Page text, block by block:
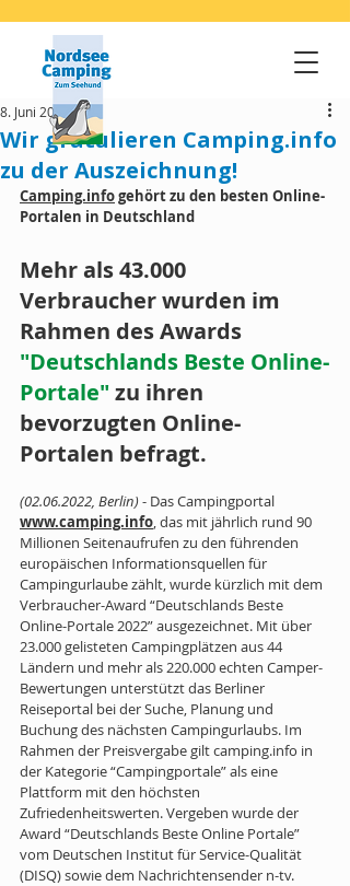
Wir gratulieren Camping.info
zu der Auszeichnung!
8. Juni 2022
Camping.info gehört zu den besten Online-
Portalen in Deutschland
Mehr als 43.000
Verbraucher wurden im
Rahmen des Awards
"Deutschlands Beste Online-
Portale" zu ihren
bevorzugten Online-
Portalen befragt.
(02.06.2022, Berlin) - Das Campingportal
www.camping.info, das mit jährlich rund 90
Millionen Seitenaufrufen zu den führenden
europäischen Informationsquellen für
Campingurlaube zählt, wurde kürzlich mit dem
Verbraucher-Award “Deutschlands Beste
Online-Portale 2022” ausgezeichnet. Mit über
23.000 gelisteten Campingplätzen aus 44
Ländern und mehr als 220.000 echten Camper-
Bewertungen unterstützt das Berliner
Reiseportal bei der Suche, Planung und
Buchung des nächsten Campingurlaubs. Im
Rahmen der Preisvergabe gilt camping.info in
der Kategorie “Campingportale” als eine
Plattform mit den höchsten
Zufriedenheitswerten. Vergeben wurde der
Award “Deutschlands Beste Online Portale”
vom Deutschen Institut für Service-Qualität
(DISQ) sowie dem Nachrichtensender n-tv.